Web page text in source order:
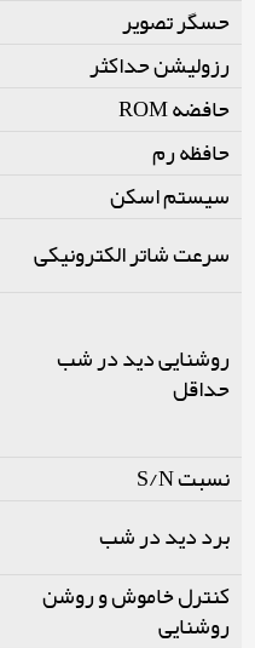
حسگر تصویر
رزولیشن حداکثر
حافضه ROM
حافظه رم
سیستم اسکن
سرعت شاتر الکترونیکی
روشنایی دید در شب
حداقل
نسبت S/N
برد دید در شب
کنترل خاموش و روشن
روشنایی